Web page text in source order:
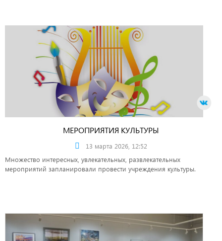
МЕРОПРИЯТИЯ КУЛЬТУРЫ
13 марта 2026, 12:52
Множество интересных, увлекательных, развлекательных
мероприятий запланировали провести учреждения культуры.